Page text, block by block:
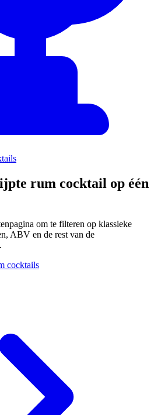
rum cocktail op één
om te filteren op klassieke
ABV en de rest van de
cocktails